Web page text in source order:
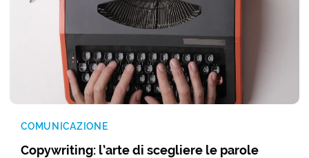
COMUNICAZIONE
Copywriting: l’arte di scegliere le parole